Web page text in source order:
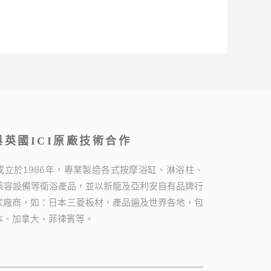
英國ICI原廠技術合作
立於1986年，專業製造各式按摩浴缸、淋浴柱、
設備等衛浴產品，並以新龍及亞利安自有品牌行
商，如：日本三菱板材，產品遍及世界各地，包
加拿大、菲律賓等。